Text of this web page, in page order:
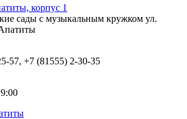
корпус 1
сады с музыкальным кружком ул.
57, +7 (81555) 2-30-35